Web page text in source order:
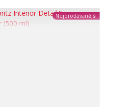
Nejprodávanější